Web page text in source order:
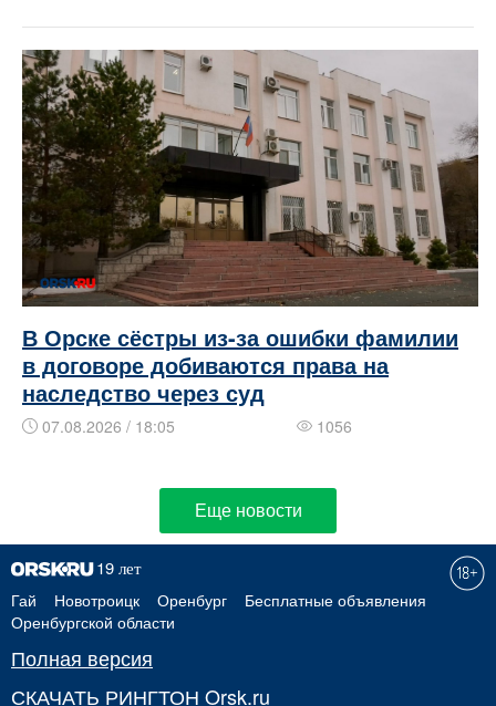
В Орске сёстры из-за ошибки фамилии
в договоре добиваются права на
наследство через суд
07.08.2026 / 18:05 1056
Еще новости
Гай Новотроицк Оренбург
Бесплатные объявления
Оренбургской области
Полная версия
СКАЧАТЬ РИНГТОН Orsk.ru